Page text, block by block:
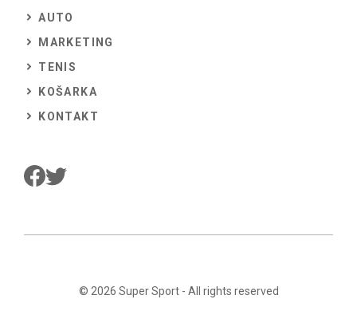
AUTO
MARKETING
TENIS
KOŠARKA
KONTAKT
© 2026 Super Sport- All rights reserved